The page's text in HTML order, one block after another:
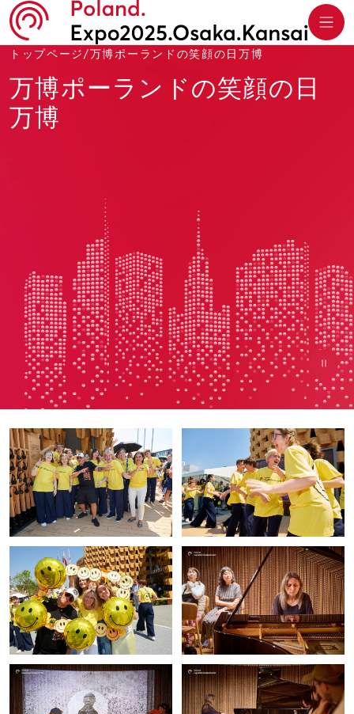
トップページ/万博ポーランドの笑顔の日万博
万博ポーランドの笑顔の日
万博